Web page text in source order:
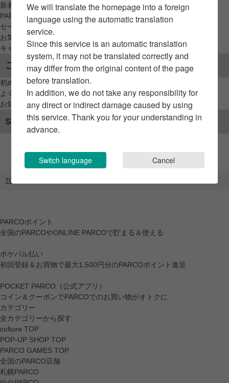
新着アイテムから探す
PARCO限定アイテムから探す
セールアイテムから探す
お気に入りから探す
キャンペーン/クーポン対象から探す
ご利用案内
初めてのお客様へ
よくあるご質問 / お問い合わせ
お知らせ
SNSアカウント
TOP
PARCOポイント
全国のPARCOやONLINE PARCOで貯まる＆使える
ポケパル払い
初回登録＆お買物で最大1,500円分のPARCOポイント進呈
POCKET PARCO（公式アプリ）
コイン＆クーポンでPARCOでのお買い物がオトクに
カテゴリー
全カテゴリーから探す
culture TOP
POP-UP SHOP TOP
PARCO GAMES TOP
全国のPARCO店舗
札幌PARCO
We will translate the homepage into a foreign
language using the automatic translation
service.
Since this service is an automatic translation
system, it may not be translated correctly and
may differ from the original content of the page
before translation.
In addition, we do not take any responsibility for
any direct or indirect damage caused by using
this service. Thank you for your understanding in
advance.
Switch language Cancel